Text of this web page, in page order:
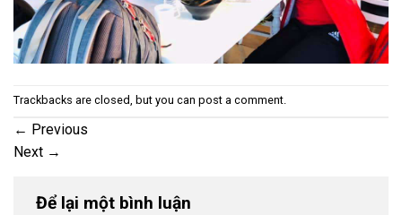
Trackbacks are closed, but you can post a comment.
← Previous
Next →
Để lại một bình luận